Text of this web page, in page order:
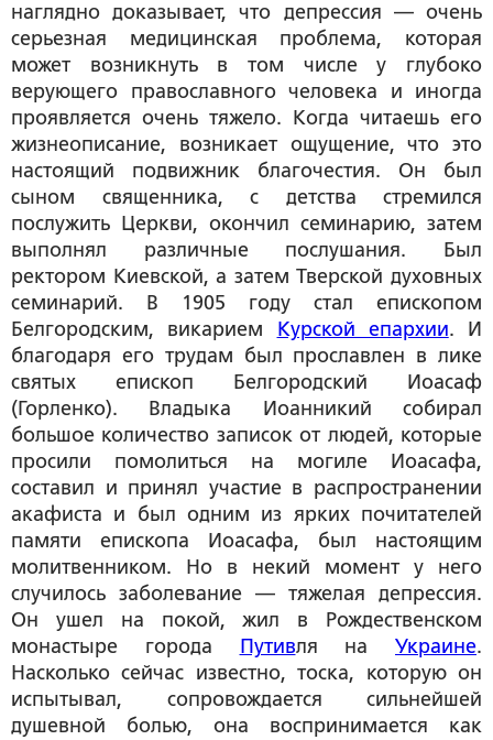
наглядно доказывает, что депрессия — очень
серьезная медицинская проблема, которая
может возникнуть в том числе у глубоко
верующего православного человека и иногда
проявляется очень тяжело. Когда читаешь его
жизнеописание, возникает ощущение, что это
настоящий подвижник благочестия. Он был
сыном священника, с детства стремился
послужить Церкви, окончил семинарию, затем
выполнял различные послушания. Был
ректором Киевской, а затем Тверской духовных
семинарий. В 1905 году стал епископом
Белгородским, викарием
Курской епархии. И
благодаря его трудам был прославлен в лике
святых епископ Белгородский Иоасаф
(Горленко). Владыка Иоанникий собирал
большое количество записок от людей, которые
просили помолиться на могиле Иоасафа,
составил и принял участие в распространении
акафиста и был одним из ярких почитателей
памяти епископа Иоасафа, был настоящим
молитвенником. Но в некий момент у него
случилось заболевание — тяжелая депрессия.
Он ушел на покой, жил в Рождественском
монастыре города
Путивля на Украине.
Насколько сейчас известно, тоска, которую он
испытывал, сопровождается сильнейшей
душевной болью, она воспринимается как